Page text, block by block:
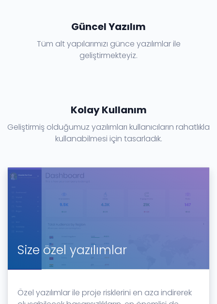
Güncel Yazılım
Tüm alt yapılarımızı günce yazılımlar ile
geliştirmekteyiz.
Kolay Kullanım
Geliştirmiş olduğumuz yazılımları kullanıcıların rahatlıkla
kullanabilmesi için tasarladık.
Size özel yazılımlar
Özel yazılımlar ile proje risklerini en aza indirerek